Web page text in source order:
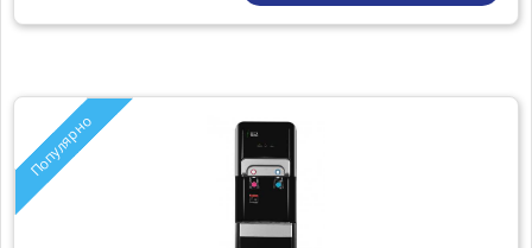
Популярно